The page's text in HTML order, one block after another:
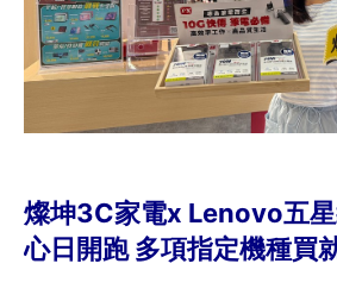
燦坤3C家電x Lenovo五
心日開跑 多項指定機種買